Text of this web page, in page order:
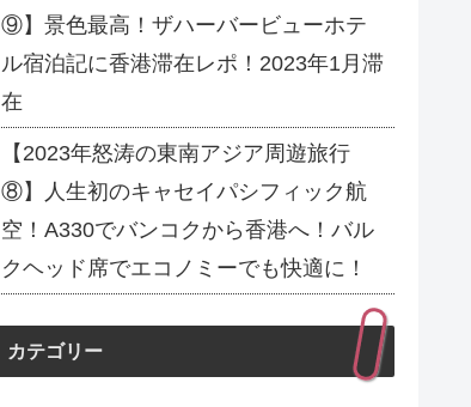
⑨】景色最高！ザハーバービューホテ
ル宿泊記に香港滞在レポ！2023年1月滞
在
【2023年怒涛の東南アジア周遊旅行
⑧】人生初のキャセイパシフィック航
空！A330でバンコクから香港へ！バル
クヘッド席でエコノミーでも快適に！
カテゴリー